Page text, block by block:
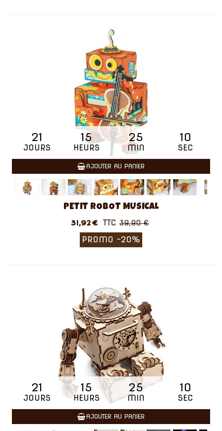
AJOUTER AU PANIER
21
JOURS
15
HEURS
25
MIN
09
SEC
PETIT ROBOT MUSICAL
31,92 € TTC 39,90 €
PROMO -20%
AJOUTER AU PANIER
21
JOURS
15
HEURS
25
MIN
09
SEC